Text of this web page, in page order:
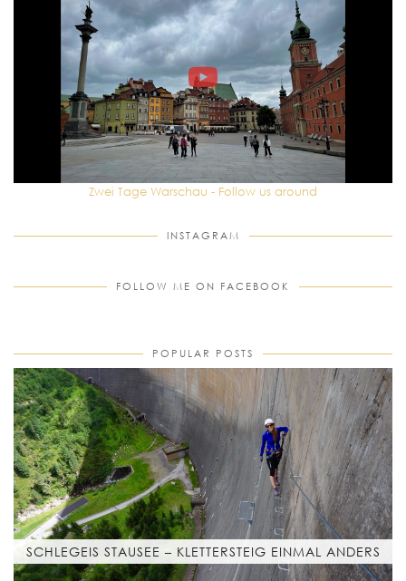
Zwei Tage Warschau - Follow us around
INSTAGRAM
FOLLOW ME ON FACEBOOK
POPULAR POSTS
SCHLEGEIS STAUSEE – KLETTERSTEIG EINMAL ANDERS